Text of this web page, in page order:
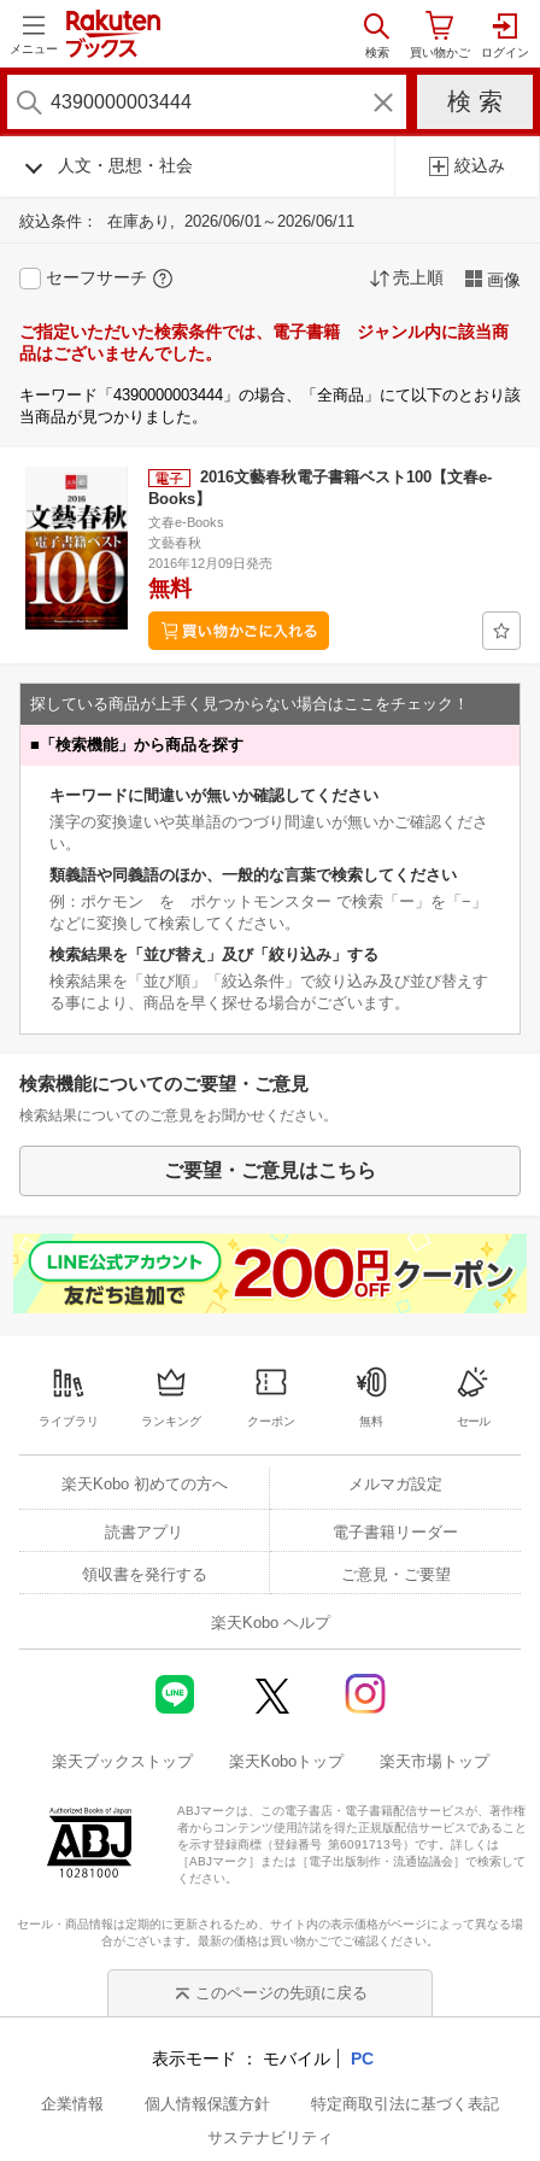
メニュー
人文・思想・社会 絞込み
絞込条件： 在庫あり 2026/06/01～2026/06/11
セーフサーチ 売上順 画像
ご指定いただいた検索条件では、電子書籍 ジャンル内に該当商
品はございませんでした。
キーワード「4390000003444」の場合、「全商品」にて以下のとおり該
当商品が見つかりました。
2016文藝春秋電子書籍ベスト100【文春e-
Books】
文春e-Books
文藝春秋
2016年12月09日発売
無料
探している商品が上手く見つからない場合はここをチェック！
■ 「検索機能」から商品を探す
キーワードに間違いが無いか確認してください
漢字の変換違いや英単語のつづり間違いが無いかご確認くださ
い。
類義語や同義語のほか、一般的な言葉で検索してください
例：ポケモン を ポケットモンスター で検索「ー」を「−」
などに変換して検索してください。
検索結果を「並び替え」及び「絞り込み」する
検索結果を「並び順」「絞込条件」で絞り込み及び並び替えす
る事により、商品を早く探せる場合がございます。
検索機能についてのご要望・ご意見
検索結果についてのご意見をお聞かせください。
ご要望・ご意見はこちら
ライブラリ ランキング クーポン 無料 セール
楽天Kobo 初めての方へ メルマガ設定
読書アプリ 電子書籍リーダー
領収書を発行する ご意見・ご要望
楽天Kobo ヘルプ
楽天ブックストップ 楽天Koboトップ 楽天市場トップ
ABJマークは、この電子書店・電子書籍配信サービスが、著作権
者からコンテンツ使用許諾を得た正規版配信サービスであること
を示す登録商標（登録番号 第6091713号）です。詳しくは
［ABJマーク］または［電子出版制作・流通協議会］で検索して
ください。
セール・商品情報は定期的に更新されるため、サイト内の表示価格がページによって異なる場
合がございます。最新の価格は買い物かごでご確認ください。
このページの先頭に戻る
表示モード モバイル PC
企業情報 個人情報保護方針
特定商取引法に基づく表記
サステナビリティ